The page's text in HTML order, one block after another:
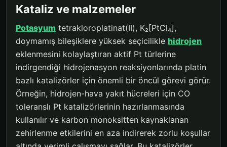
Kataliz ve malzemeler
Potasyum tetrakloroplatinat(II), K₂[PtCl₄],
doymamış bileşiklere yüksek seçicilikle hidrojen
eklenmesini kolaylaştıran aktif Pt türlerine
indirgendiği hidrojenasyon reaksiyonlarında platin
bazlı katalizörler için önemli bir öncül görevi görür.
Örneğin, hidrojen-hava yakıt hücreleri için CO
toleranslı Pt katalizörlerinin hazırlanmasında
kullanılır ve karbon monoksitten kaynaklanan
zehirlenme etkilerini en aza indirerek zorlu koşullar